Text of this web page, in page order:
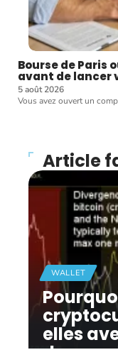
Bourse de Paris
avant de lancer
5 août 2026
Vous avez ouvert un
Article
WALLET
elles
du